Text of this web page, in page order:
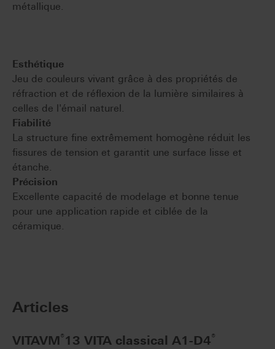
métallique.
Esthétique
Jeu de couleurs vivant grâce à des propriétés de
réfraction et de réflexion de la lumière similaires à
celles de l'émail naturel.
Fiabilité
La structure fine extrêmement homogène réduit les
fissures de tension et garantit une surface lisse et
étanche.
Précision
Excellente capacité de modelage et bonne tenue
pour une application rapide et ciblée de la
céramique.
Articles
VITAVM®13 VITA classical A1-D4®